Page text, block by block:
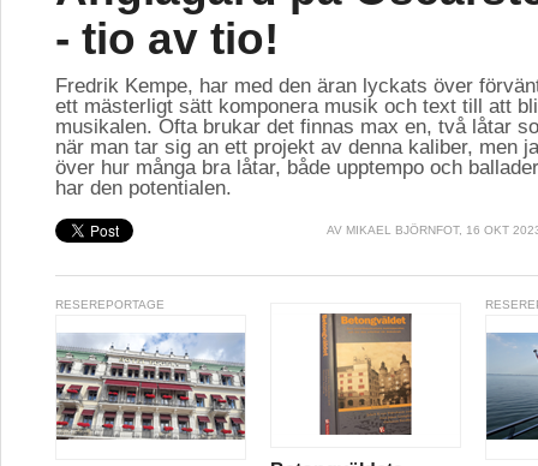
- tio av tio!
Fredrik Kempe, har med den äran lyckats över
ett mästerligt sätt komponera musik och text till att
musikalen. Ofta brukar det finnas max en, två låtar
när man tar sig an ett projekt av denna kaliber, men
över hur många bra låtar, både upptempo och
har den potentialen.
AV MIKAEL BJÖRNFOT, 16 OKT
RESEREPORTAGE